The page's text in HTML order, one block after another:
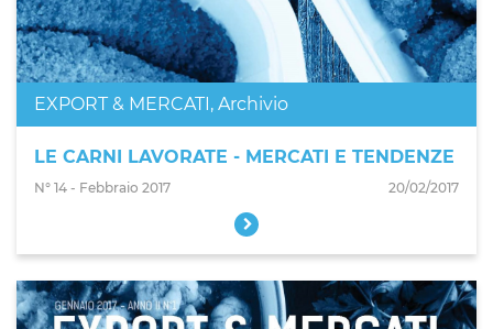
EXPORT & MERCATI, Archivio
LE CARNI LAVORATE - MERCATI E TENDENZE
N° 14 - Febbraio 2017 20/02/2017